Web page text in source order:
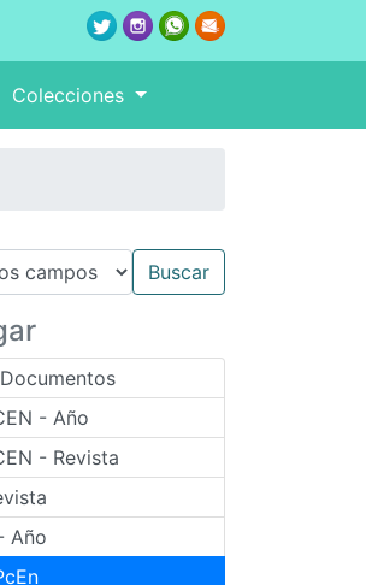
Colecciones
- Año
- Revista
Año